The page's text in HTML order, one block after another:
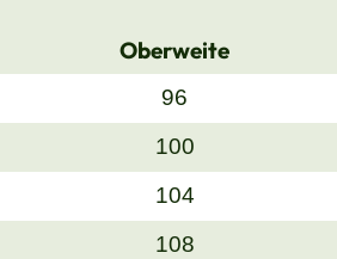
Oberweite
96
100
104
108